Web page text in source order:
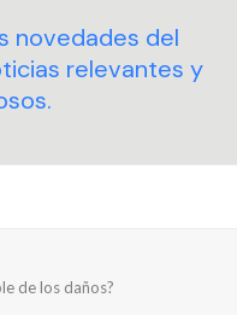
novedades del
relevantes y
de los daños?